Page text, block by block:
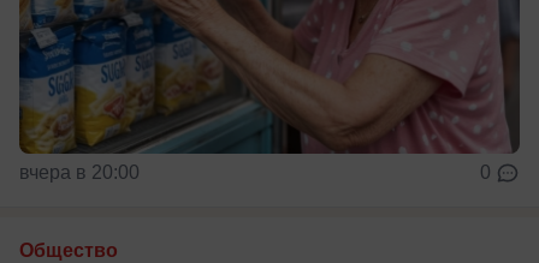
вчера в 20:00 0
Общество